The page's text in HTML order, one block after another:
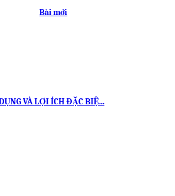
Bài mới
VÀ LỢI ÍCH ĐẶC BIỆ...